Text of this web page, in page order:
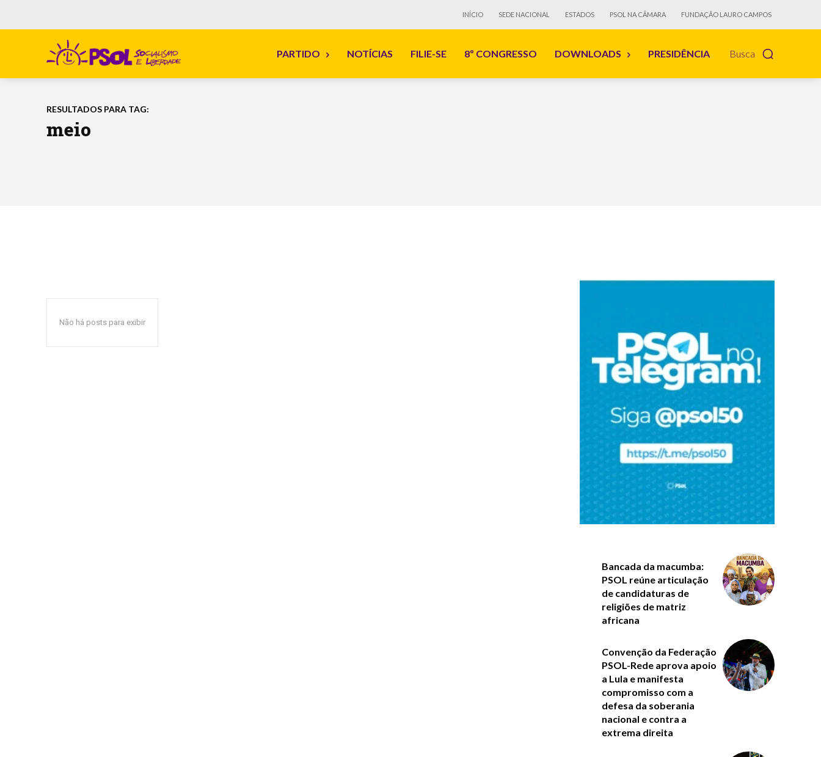
INÍCIO SEDE NACIONAL ESTADOS PSOL NA CÂMARA FUNDAÇÃO LAURO CAMPOS
Busca
PARTIDO NOTÍCIAS FILIE-SE 8º CONGRESSO DOWNLOADS PRESIDÊNCIA
RESULTADOS PARA TAG:
meio
Não há posts para exibir
Bancada da macumba:
PSOL reúne articulação
de candidaturas de
religiões de matriz
africana
Convenção da Federação
PSOL-Rede aprova apoio
a Lula e manifesta
compromisso com a
defesa da soberania
nacional e contra a
extrema direita